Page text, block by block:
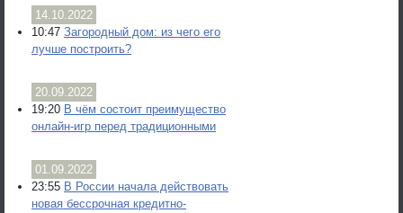
14.10.2022
10:47 Загородный дом: из чего его
лучше построить?
20.09.2022
19:20 В чём состоит преимущество
онлайн-игр перед традиционными
01.09.2022
23:55 В России начала действовать
новая бессрочная кредитно-